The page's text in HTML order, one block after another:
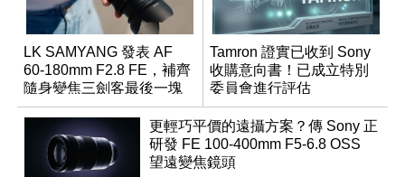
LK SAMYANG 發表 AF
60-180mm F2.8 FE，補齊
隨身變焦三劍客最後一塊
拼圖
Tamron 證實已收到 Sony
收購意向書！已成立特別
委員會進行評估
更輕巧平價的遠攝方案？傳 Sony 正
研發 FE 100-400mm F5-6.8 OSS
望遠變焦鏡頭